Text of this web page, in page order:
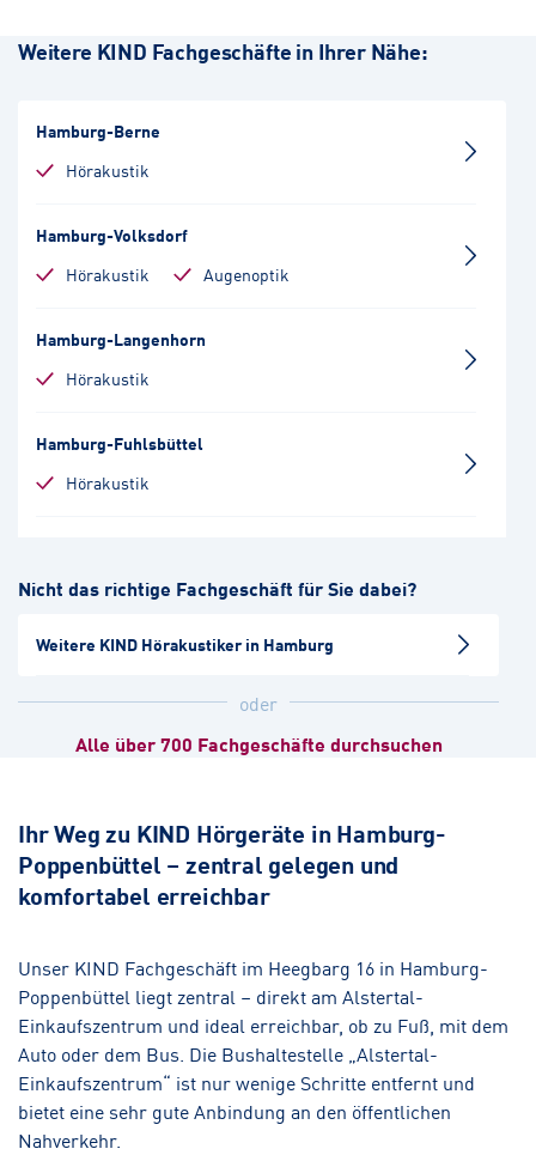
Weitere KIND Fachgeschäfte in Ihrer Nähe:
Hamburg-Berne
Hörakustik
Hamburg-Volksdorf
Hörakustik
Augenoptik
Hamburg-Langenhorn
Hörakustik
Hamburg-Fuhlsbüttel
Hörakustik
Hörakustik
Hamburg-Farmsen
Hamburg-Barmbek
Hamburg-Tonndorf
Hörakustik
Norderstedt-Garstedt
Hörakustik
Augenoptik
Nicht das richtige Fachgeschäft für Sie dabei?
Weitere KIND Hörakustiker in Hamburg
oder
Alle über 700 Fachgeschäfte durchsuchen
Ihr Weg zu KIND Hörgeräte in Hamburg-
Poppenbüttel – zentral gelegen und
komfortabel erreichbar
Unser KIND Fachgeschäft im Heegbarg 16 in Hamburg-
Poppenbüttel liegt zentral – direkt am Alstertal-
Einkaufszentrum und ideal erreichbar, ob zu Fuß, mit dem
Auto oder dem Bus. Die Bushaltestelle „Alstertal-
Einkaufszentrum“ ist nur wenige Schritte entfernt und
bietet eine sehr gute Anbindung an den öffentlichen
Nahverkehr.